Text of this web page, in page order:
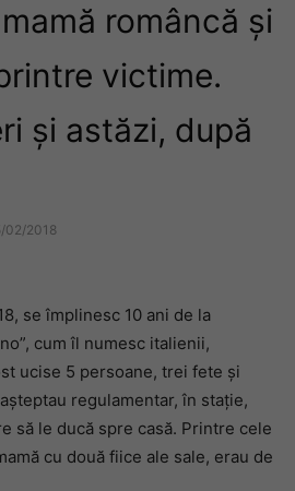
româncă și
victime.
și astăzi, după
02/2018
se împlinesc 10 ani de la
cum îl numesc italienii,
ucise 5 persoane, trei fete și
regulamentar, în stație,
să le ducă spre casă. Printre cele
cu două fiice ale sale, erau de